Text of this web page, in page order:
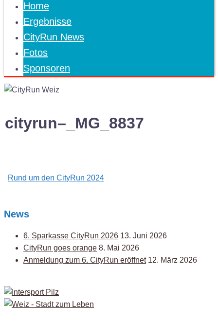
Home
Ergebnisse
CityRun News
Fotos
Sponsoren
cityrun–_MG_8837
Post
Rund um den CityRun 2024
News
6. Sparkasse CityRun 2026 13. Juni 2026
CityRun goes orange 8. Mai 2026
Anmeldung zum 6. CityRun eröffnet 12. März 2026